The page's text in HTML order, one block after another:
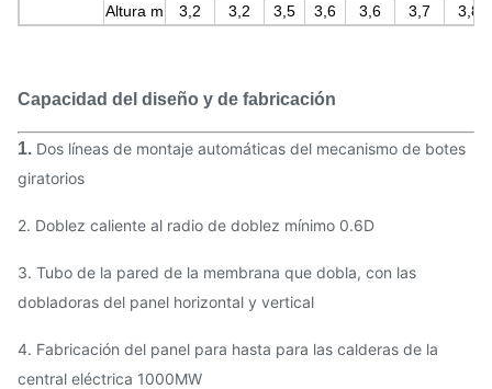
Altura m 3,2 3,2 3,5 3,6 3,6 3,7 3,8
Capacidad del diseño y de fabricación
1. Dos líneas de montaje automáticas del mecanismo de botes
giratorios
2. Doblez caliente al radio de doblez mínimo 0.6D
3. Tubo de la pared de la membrana que dobla, con las
dobladoras del panel horizontal y vertical
4. Fabricación del panel para hasta para las calderas de la
central eléctrica 1000MW